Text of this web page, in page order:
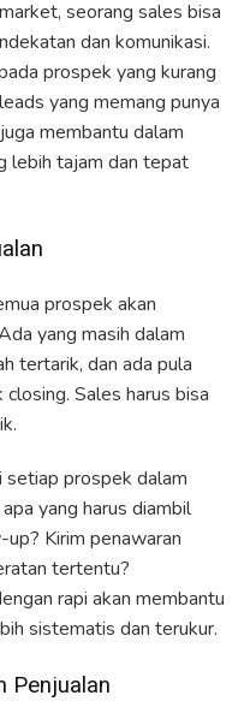
seorang sales bisa
dan komunikasi.
prospek yang kurang
yang memang punya
membantu dalam
lebih tajam dan tepat
prospek akan
yang masih dalam
tertarik, dan ada pula
Sales harus bisa
setiap prospek dalam
yang harus diambil
Kirim penawaran
tertentu?
rapi akan membantu
sistematis dan terukur.
Penjualan